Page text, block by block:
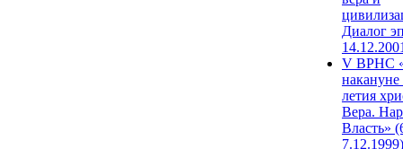
Диалог
V ВРНС
накануне
летия
Вера.
Власть»
7.12.1999)